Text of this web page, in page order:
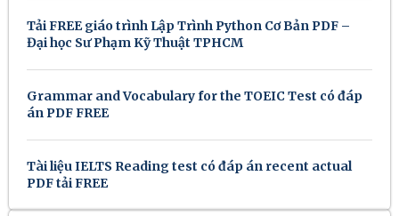
Tải FREE giáo trình Lập Trình Python Cơ Bản PDF –
Đại học Sư Phạm Kỹ Thuật TPHCM
Grammar and Vocabulary for the TOEIC Test có đáp
án PDF FREE
Tài liệu IELTS Reading test có đáp án recent actual
PDF tải FREE